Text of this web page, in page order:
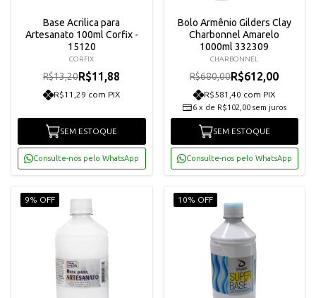
Base Acrilica para
Artesanato 100ml Corfix -
15120
CORFIX
R$13,20R$11,88
R$11,29 com PIX
SEM ESTOQUE
Consulte-nos pelo WhatsApp
Bolo Armênio Gilders Clay
Charbonnel Amarelo
1000ml 332309
CHARBONNEL
R$680,00R$612,00
R$581,40 com PIX
6 x de R$102,00 sem juros
SEM ESTOQUE
Consulte-nos pelo WhatsApp
9% OFF 10% OFF